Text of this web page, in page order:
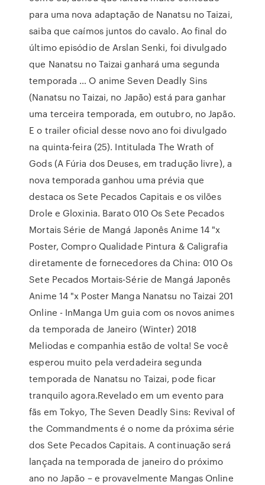
para uma nova adaptação de Nanatsu no Taizai,
saiba que caímos juntos do cavalo. Ao final do
último episódio de Arslan Senki, foi divulgado
que Nanatsu no Taizai ganhará uma segunda
temporada … O anime Seven Deadly Sins
(Nanatsu no Taizai, no Japão) está para ganhar
uma terceira temporada, em outubro, no Japão.
E o trailer oficial desse novo ano foi divulgado
na quinta-feira (25). Intitulada The Wrath of
Gods (A Fúria dos Deuses, em tradução livre), a
nova temporada ganhou uma prévia que
destaca os Sete Pecados Capitais e os vilões
Drole e Gloxinia. Barato 010 Os Sete Pecados
Mortais Série de Mangá Japonês Anime 14 "x
Poster, Compro Qualidade Pintura & Caligrafia
diretamente de fornecedores da China: 010 Os
Sete Pecados Mortais-Série de Mangá Japonês
Anime 14 "x Poster Manga Nanatsu no Taizai 201
Online - InManga Um guia com os novos animes
da temporada de Janeiro (Winter) 2018
Meliodas e companhia estão de volta! Se você
esperou muito pela verdadeira segunda
temporada de Nanatsu no Taizai, pode ficar
tranquilo agora.Revelado em um evento para
fãs em Tokyo, The Seven Deadly Sins: Revival of
the Commandments é o nome da próxima série
dos Sete Pecados Capitais. A continuação será
lançada na temporada de janeiro do próximo
ano no Japão – e provavelmente Mangas Online